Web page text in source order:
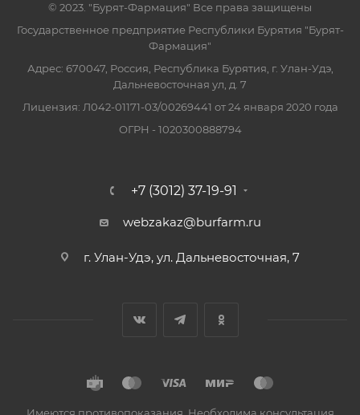
© 2023. "Бурят-Фармация" Все права защищены
Государственное предприятие Республики Бурятия "Бурят-
Фармация"
Адрес: 670047, Россия, Республика Бурятия, г. Улан-Удэ,
Дальневосточная ул, д. 7
Лицензия: Л042-01171-03/00269441 от 24 января 2020 года
ОГРН - 1020300888794
+7 (3012) 37-19-91
webzakaz@burfarm.ru
г. Улан-Удэ, ул. Дальневосточная, 7